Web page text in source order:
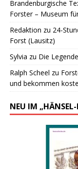
Brandenburgische
Forster – Museum
Redaktion zu 24-
Forst (Lausitz)
Sylvia zu Die
Ralph Scheel zu
und bekommen
NEU IM